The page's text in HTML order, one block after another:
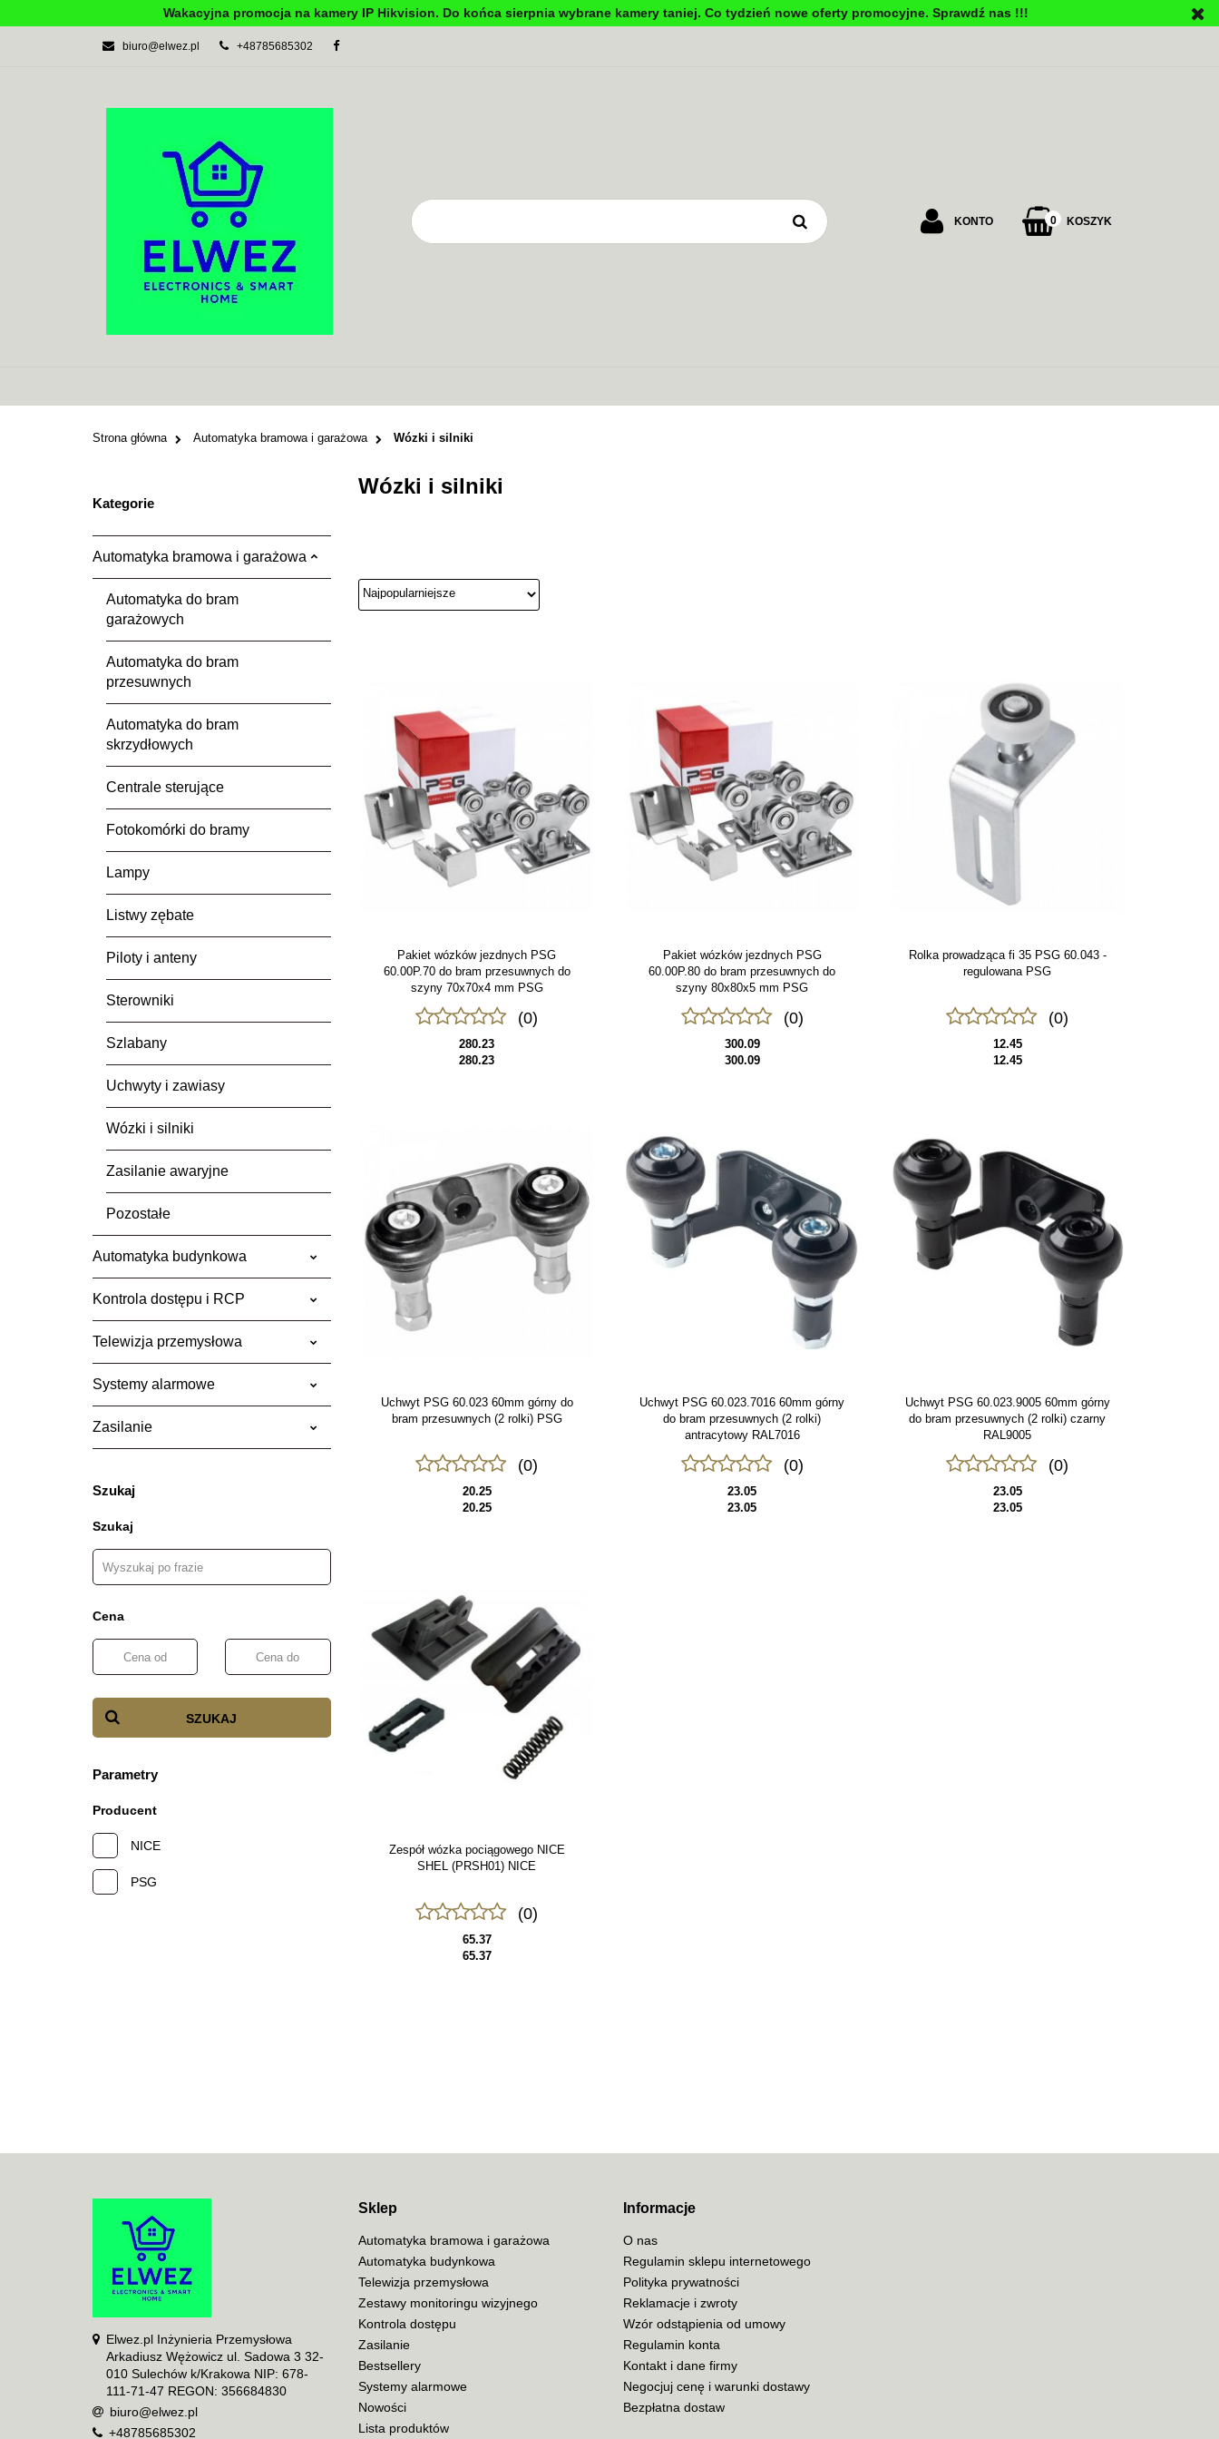
Wakacyjna promocja na kamery IP Hikvision. Do końca sierpnia wybrane kamery taniej. Co tydzień nowe oferty promocyjne. Sprawdź nas !!!
biuro@elwez.pl +48785685302
KONTO 0 KOSZYK
AUTOMATYKA BUDYNKOWA
Strona główna Automatyka bramowa i garażowa Wózki i silniki
Kategorie
Automatyka bramowa i garażowa
Automatyka do bram
garażowych
Automatyka do bram
przesuwnych
Automatyka do bram
skrzydłowych
Centrale sterujące
Fotokomórki do bramy
Lampy
Listwy zębate
Piloty i anteny
Sterowniki
Szlabany
Uchwyty i zawiasy
Wózki i silniki
Zasilanie awaryjne
Pozostałe
Automatyka budynkowa
Kontrola dostępu i RCP
Telewizja przemysłowa
Systemy alarmowe
Zasilanie
Szukaj
Szukaj
Cena
SZUKAJ
Parametry
Producent
NICE
PSG
Wózki i silniki
Pakiet wózków jezdnych PSG
60.00P.70 do bram przesuwnych do
szyny 70x70x4 mm PSG
(0)
280.23
280.23
Pakiet wózków jezdnych PSG
60.00P.80 do bram przesuwnych do
szyny 80x80x5 mm PSG
(0)
300.09
300.09
Rolka prowadząca fi 35 PSG 60.043 -
regulowana PSG
(0)
12.45
12.45
Uchwyt PSG 60.023 60mm górny do
bram przesuwnych (2 rolki) PSG
(0)
20.25
20.25
Uchwyt PSG 60.023.7016 60mm górny
do bram przesuwnych (2 rolki)
antracytowy RAL7016
(0)
23.05
23.05
Uchwyt PSG 60.023.9005 60mm górny
do bram przesuwnych (2 rolki) czarny
RAL9005
(0)
23.05
23.05
Zespół wózka pociągowego NICE
SHEL (PRSH01) NICE
(0)
65.37
65.37
ADATA
AISKO
Elwez.pl Inżynieria Przemysłowa
Arkadiusz Wężowicz ul. Sadowa 3 32-
010 Sulechów k/Krakowa NIP: 678-
111-71-47 REGON: 356684830
biuro@elwez.pl
+48785685302
Sklep
Automatyka bramowa i garażowa
Automatyka budynkowa
Telewizja przemysłowa
Zestawy monitoringu wizyjnego
Kontrola dostępu
Zasilanie
Bestsellery
Systemy alarmowe
Nowości
Lista produktów
Informacje
O nas
Regulamin sklepu internetowego
Polityka prywatności
Reklamacje i zwroty
Wzór odstąpienia od umowy
Regulamin konta
Kontakt i dane firmy
Negocjuj cenę i warunki dostawy
Bezpłatna dostaw